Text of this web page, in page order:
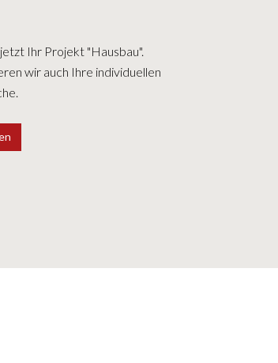
Ihr Projekt "Hausbau".
wir auch Ihre individuellen